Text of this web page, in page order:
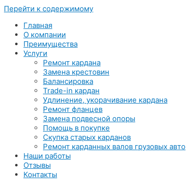
Перейти к содержимому
Главная
О компании
Преимущества
Услуги
Ремонт кардана
Замена крестовин
Балансировка
Trade-in кардан
Удлинение, укорачивание кардана
Ремонт фланцев
Замена подвесной опоры
Помощь в покупке
Скупка старых карданов
Ремонт карданных валов грузовых авто
Наши работы
Отзывы
Контакты